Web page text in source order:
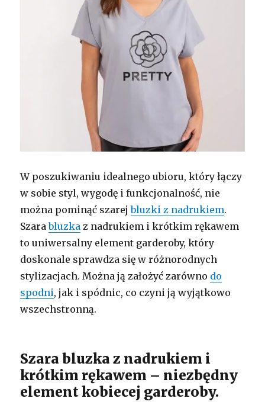
W poszukiwaniu idealnego ubioru, który łączy
w sobie styl, wygodę i funkcjonalność, nie
można pominąć szarejbluzki z nadrukiem.
Szarabluzka z nadrukiem i krótkim rękawem
to uniwersalny element garderoby, który
doskonale sprawdza się w różnorodnych
stylizacjach. Można ją założyć zarówno do
spodni, jak i spódnic, co czyni ją wyjątkowo
wszechstronną.
Szara bluzka z nadrukiem i
krótkim rękawem – niezbędny
element kobiecej garderoby.